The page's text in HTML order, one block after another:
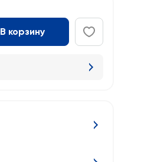
В корзину